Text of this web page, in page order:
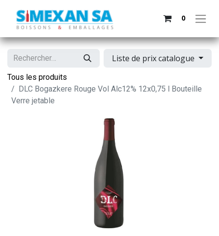
0
Liste de prix catalogue
Tous les produits
DLC Bogazkere Rouge Vol Alc12% 12x0,75 l Bouteille
Verre jetable